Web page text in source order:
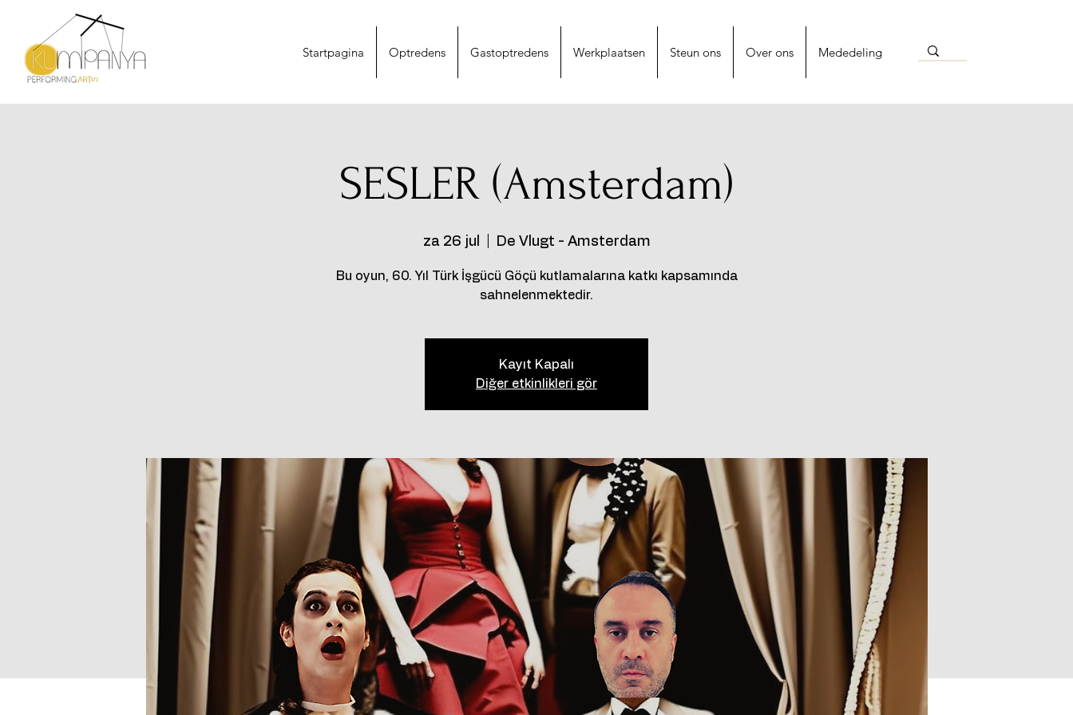
Startpagina Optredens Gastoptredens Werkplaatsen Steun ons Over ons Mededeling
SESLER (Amsterdam)
za 26 jul De Vlugt - Amsterdam
Bu oyun, 60. Yıl Türk İşgücü Göçü kutlamalarına katkı kapsamında
sahnelenmektedir.
Kayıt Kapalı
Diğer etkinlikleri gör